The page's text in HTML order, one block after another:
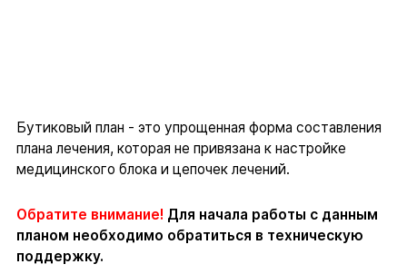
Бутиковый план - это упрощенная форма составления
плана лечения, которая не привязана к настройке
медицинского блока и цепочек лечений.
Обратите внимание! Для начала работы с данным
планом необходимо обратиться в техническую
поддержку.